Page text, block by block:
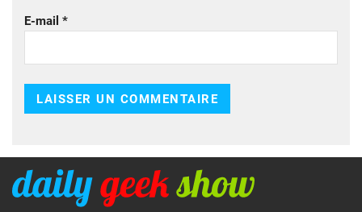
E-mail *